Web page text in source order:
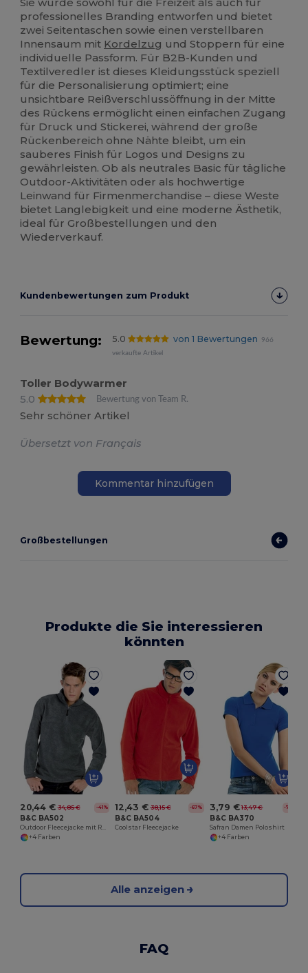
professionelles Branding entworfen und bietet
zwei Seitentaschen sowie einen verstellbaren
Innensaum mit Kordelzug und Stoppern für eine
individuelle Passform. Für B2B-Kunden und
Textilveredler ist dieses Kleidungsstück speziell
für die Personalisierung optimiert; eine
unsichtbare Reißverschlussöffnung in der Mitte
des Rückens ermöglicht einen einfachen Zugang
für Druck und Stickerei, während der große
Rückenbereich ohne Nähte bleibt, um ein
sauberes Finish für Logos und Designs zu
gewährleisten. Ob als neutrales Basic für tägliche
Outdoor-Aktivitäten oder als hochwertige
Leinwand für Firmenmerchandise – diese Weste
bietet Langlebigkeit und eine moderne Ästhetik,
ideal für Großbestellungen und den
Wiederverkauf.
Kundenbewertungen zum Produkt
Bewertung: 5.0 von 1 Bewertungen
966
verkaufte Artikel
Toller Bodywarmer
5.0
Bewertung von Team R.
Sehr schöner Artikel
Übersetzt von Français
Kommentar hinzufügen
Großbestellungen
Produkte die Sie interessieren
könnten
20,44 € 34,85 € -41%
B&C BA502
+4 Farben
12,43 € 38,15 € -67%
B&C BA504
Coolstar Fleecejacke
3,79 € 13,47 € -72%
B&C BA370
Safran Damen Poloshirt
+4 Farben
Alle anzeigen
FAQ